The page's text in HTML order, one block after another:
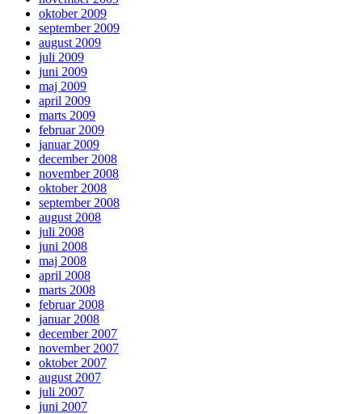
oktober 2009
september 2009
august 2009
juli 2009
juni 2009
maj 2009
april 2009
marts 2009
februar 2009
januar 2009
december 2008
november 2008
oktober 2008
september 2008
august 2008
juli 2008
juni 2008
maj 2008
april 2008
marts 2008
februar 2008
januar 2008
december 2007
november 2007
oktober 2007
august 2007
juli 2007
juni 2007